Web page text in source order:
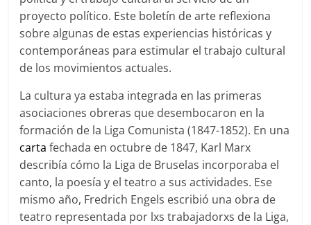
proyecto político. Este boletín de arte reflexiona
sobre algunas de estas experiencias históricas y
contemporáneas para estimular el trabajo cultural
de los movimientos actuales.
La cultura ya estaba integrada en las primeras
asociaciones obreras que desembocaron en la
formación de la Liga Comunista (1847-1852). En una
carta fechada en octubre de 1847, Karl Marx
describía cómo la Liga de Bruselas incorporaba el
canto, la poesía y el teatro a sus actividades. Ese
mismo año, Fredrich Engels escribió una obra de
teatro representada por lxs trabajadorxs de la Liga,